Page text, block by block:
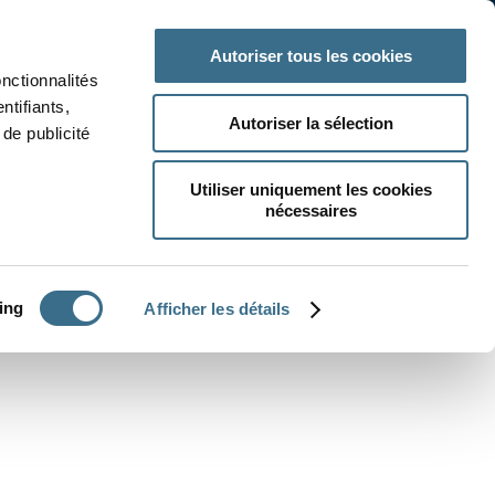
publicité
Afficher les détails
Autoriser tous les cookies
Autoriser la sélection
Utiliser uniquement les cookies
nécessaires